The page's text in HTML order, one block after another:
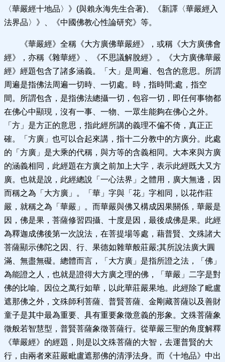
〈華嚴經十地品〉》(與賴永海先生合著)、《新譯〈華嚴經入
法界品〉》、《中國佛教心性論研究》等。
《華嚴經》全稱《大方廣佛華嚴經》，或稱《大方廣佛會
經》，亦稱《雜華經》、《不思議解脫經》。《大方廣佛華嚴
經》經題包含了諸多涵義。「大」是周遍、包含的意思。所謂
周遍是指佛法周遍一切時、一切處。時，指時間;處，指空
間。所謂包含，是指佛法總攝一切，包容一切，即任何事物都
在佛心中顯現，沒有一事、一物、一眾生能夠在佛心之外。
「方」是方正的意思，指此經所講的義理不偏不倚，真正正
確。「方廣」也可以合起來講，指十二分教中的方廣分。此處
的「方廣」是大乘的代稱，與方等的含義相同。大本來與方廣
的涵義相同，此經題在方廣之前加上大字，表示此經既大又方
廣。也就是說，此經總說「一心法界」之體用，廣大無邊，因
而稱之為「大方廣」。「華」字與「花」字相同，以花作莊
嚴，就稱之為「華嚴」。而華嚴與佛又構成因果關係，華嚴是
因，佛是果，菩薩修習四攝、十度是因，最後成佛是果。此經
為釋迦成佛後第一次說法，在菩提場等處，藉普賢、文殊諸大
菩薩顯示佛陀之因、行、果德如雜華般莊嚴;其所說法廣大圓
滿、無盡無礙。總體而言，「大方廣」是指所證之法，「佛」
為能證之人，也就是證得大方廣之理的佛，「華嚴」二字是對
佛的比喻。因位之萬行如華，以此華莊嚴果地。此經除了毗盧
遮那佛之外，文殊師利菩薩、普賢菩薩、金剛藏菩薩以及善財
童子是其中最為重要、具有重要象徵意義的形象。文殊菩薩象
徵般若智慧型，普賢菩薩象徵菩薩行。從華嚴三聖的角度解釋
《華嚴經》的經題，則是以文殊菩薩的大智，去運普賢的大
行，由兩者來莊嚴毗盧遮那佛的清淨法身。而《十地品》中出